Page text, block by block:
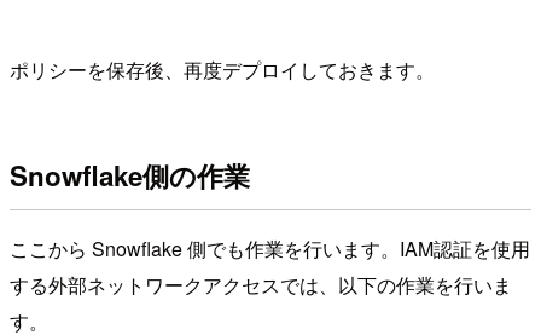
ポリシーを保存後、再度デプロイしておきます。
Snowflake側の作業
ここから Snowflake 側でも作業を行います。IAM認証を使用
する外部ネットワークアクセスでは、以下の作業を行いま
す。